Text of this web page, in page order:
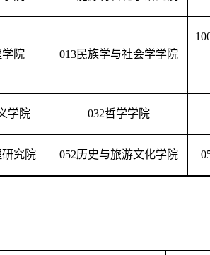
学院 013民族学与社会学学院
学院 032哲学学院
究院 052历史与旅游文化学院